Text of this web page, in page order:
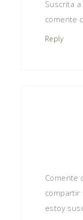
Suscrita
comente
Reply
Comente
compartir
estoy